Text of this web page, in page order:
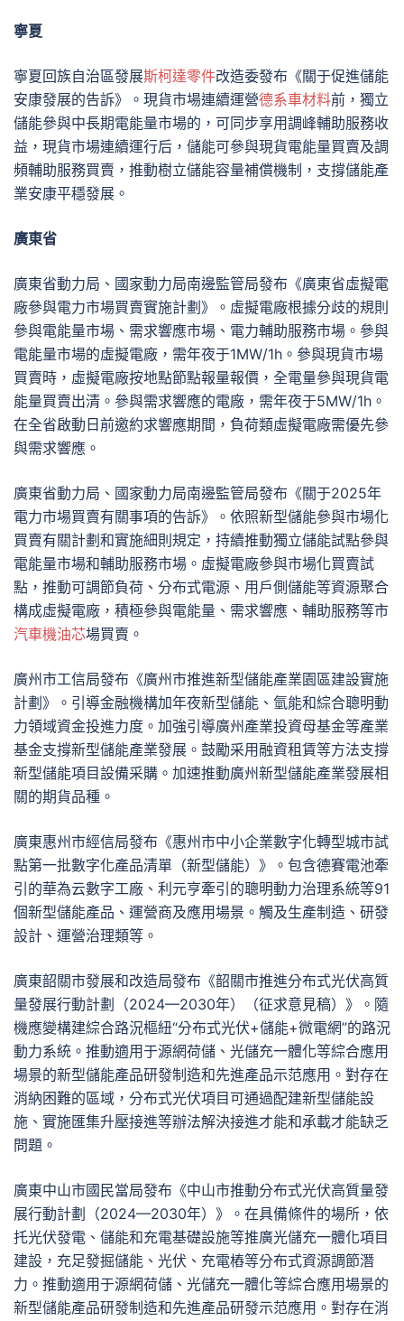
寧夏
寧夏回族自治區發展斯柯達零件改造委發布《關于促進儲能
安康發展的告訴》。現貨市場連續運營德系車材料前，獨立
儲能參與中長期電能量市場的，可同步享用調峰輔助服務收
益，現貨市場連續運行后，儲能可參與現貨電能量買賣及調
頻輔助服務買賣，推動樹立儲能容量補償機制，支撐儲能產
業安康平穩發展。
廣東省
廣東省動力局、國家動力局南邊監管局發布《廣東省虛擬電
廠參與電力市場買賣實施計劃》。虛擬電廠根據分歧的規則
參與電能量市場、需求響應市場、電力輔助服務市場。參與
電能量市場的虛擬電廠，需年夜于1MW/1h。參與現貨市場
買賣時，虛擬電廠按地點節點報量報價，全電量參與現貨電
能量買賣出清。參與需求響應的電廠，需年夜于5MW/1h。
在全省啟動日前邀約求響應期間，負荷類虛擬電廠需優先參
與需求響應。
廣東省動力局、國家動力局南邊監管局發布《關于2025年
電力市場買賣有關事項的告訴》。依照新型儲能參與市場化
買賣有關計劃和實施細則規定，持續推動獨立儲能試點參與
電能量市場和輔助服務市場。虛擬電廠參與市場化買賣試
點，推動可調節負荷、分布式電源、用戶側儲能等資源聚合
構成虛擬電廠，積極參與電能量、需求響應、輔助服務等市
汽車機油芯場買賣。
廣州市工信局發布《廣州市推進新型儲能產業園區建設實施
計劃》。引導金融機構加年夜新型儲能、氫能和綜合聰明動
力領域資金投進力度。加強引導廣州產業投資母基金等產業
基金支撐新型儲能產業發展。鼓勵采用融資租賃等方法支撐
新型儲能項目設備采購。加速推動廣州新型儲能產業發展相
關的期貨品種。
廣東惠州市經信局發布《惠州市中小企業數字化轉型城市試
點第一批數字化產品清單（新型儲能）》。包含德賽電池牽
引的華為云數字工廠、利元亨牽引的聰明動力治理系統等91
個新型儲能產品、運營商及應用場景。觸及生產制造、研發
設計、運營治理類等。
廣東韶關市發展和改造局發布《韶關市推進分布式光伏高質
量發展行動計劃（2024—2030年）（征求意見稿）》。隨
機應變構建綜合路況樞紐“分布式光伏+儲能+微電網”的路況
動力系統。推動適用于源網荷儲、光儲充一體化等綜合應用
場景的新型儲能產品研發制造和先進產品示范應用。對存在
消納困難的區域，分布式光伏項目可通過配建新型儲能設
施、實施匯集升壓接進等辦法解決接進才能和承載才能缺乏
問題。
廣東中山市國民當局發布《中山市推動分布式光伏高質量發
展行動計劃（2024—2030年）》。在具備條件的場所，依
托光伏發電、儲能和充電基礎設施等推廣光儲充一體化項目
建設，充足發掘儲能、光伏、充電樁等分布式資源調節潛
力。推動適用于源網荷儲、光儲充一體化等綜合應用場景的
新型儲能產品研發制造和先進產品研發示范應用。對存在消